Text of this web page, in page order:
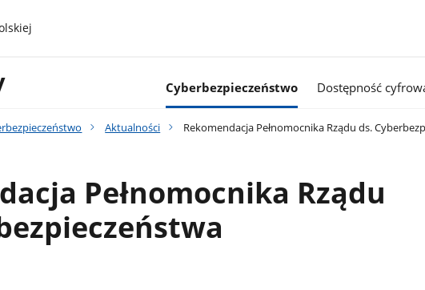
Cyberbezpieczeństwo Dostępność
Aktualności Rekomendacja Pełnomocnika Rządu ds.
Pełnomocnika Rządu